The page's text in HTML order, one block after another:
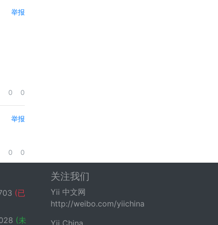
举报
0 0
举报
0 0
(已
(未
关注我们
Yii 中文网
http://weibo.com/yiichina
Yii China